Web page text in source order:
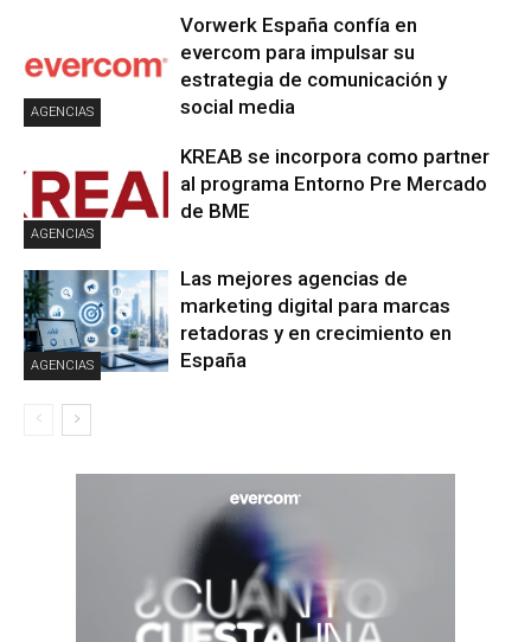
AGENCIAS
Vorwerk España confía en
evercom para impulsar su
estrategia de comunicación y
social media
AGENCIAS
KREAB se incorpora como partner
al programa Entorno Pre Mercado
de BME
AGENCIAS
Las mejores agencias de
marketing digital para marcas
retadoras y en crecimiento en
España